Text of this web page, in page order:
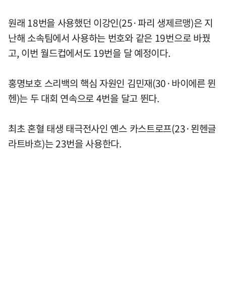
원래 18번을 사용했던 이강인(25·파리 생제르맹)은 지
난해 소속팀에서 사용하는 번호와 같은 19번으로 바꿨
고, 이번 월드컵에서도 19번을 달 예정이다.
홍명보호 스리백의 핵심 자원인 김민재(30·바이에른 뮌
헨)는 두 대회 연속으로 4번을 달고 뛴다.
최초 혼혈 태생 태극전사인 옌스 카스트로프(23·묀헨글
라트바흐)는 23번을 사용한다.